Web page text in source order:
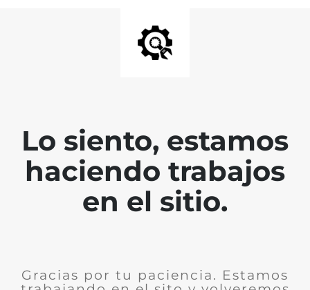
Lo siento, estamos
haciendo trabajos
en el sitio.
Gracias por tu paciencia. Estamos